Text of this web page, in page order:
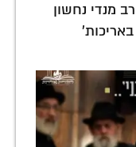
מנדי נחשון